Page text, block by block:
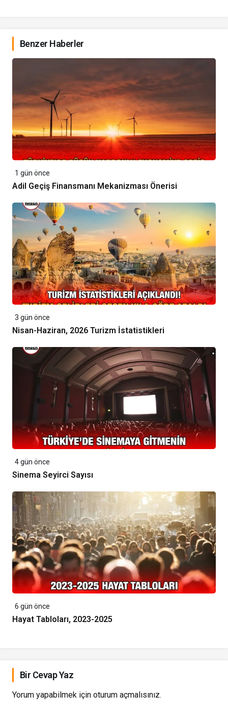
Benzer Haberler
1 gün önce
Adil Geçiş Finansmanı Mekanizması Önerisi
3 gün önce
Nisan-Haziran, 2026 Turizm İstatistikleri
4 gün önce
Sinema Seyirci Sayısı
6 gün önce
Hayat Tabloları, 2023-2025
Bir Cevap Yaz
Yorum yapabilmek için oturum açmalısınız.